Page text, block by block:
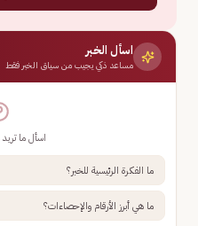
اسأل الخبر
مساعد ذكي يجيب من سياق الخبر فقط
اسأل ما
ما الفكرة الرئيسية للخبر؟
ما هي أبرز الأرقام والإحصاءات؟